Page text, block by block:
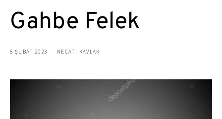
Gahbe Felek
6 ŞUBAT 2023 NECATİ KAVLAK